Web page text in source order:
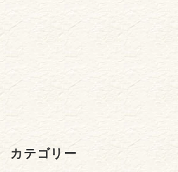
カテゴリー